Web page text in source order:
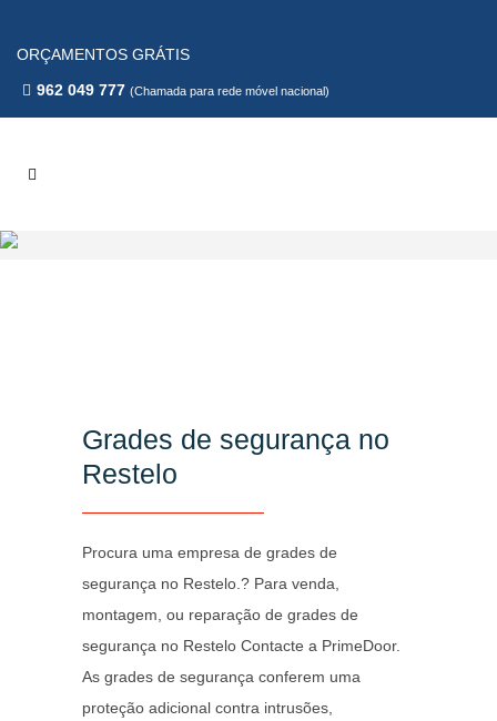
ORÇAMENTOS GRÁTIS
962 049 777 (Chamada para rede móvel nacional)
Grades de segurança no
Restelo
Procura uma empresa de grades de
segurança no Restelo.? Para venda,
montagem, ou reparação de grades de
segurança no Restelo Contacte a PrimeDoor.
As grades de segurança conferem uma
proteção adicional contra intrusões,